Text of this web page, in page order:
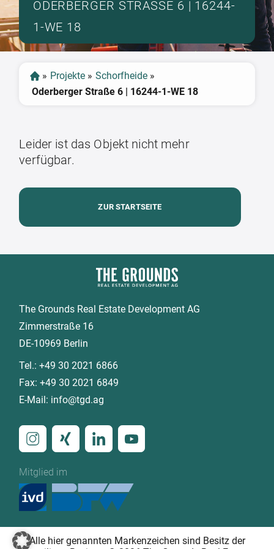
ODERBERGER STRASSE 6 | 16244-1
-WE 18
» Projekte » Schorfheide »
Oderberger Straße 6 | 16244-1-WE 18
Leider ist das Objekt nicht mehr
verfügbar.
ZUR STARTSEITE
The Grounds Real Estate Development AG
Zimmerstraße 16
DE-10969 Berlin
Tel.:+49 30 2021 6866
Fax:+49 30 2021 6849
E-Mail: info@tgd.ag
Mitglied im
Alle hier genannten Markenzeichen sind Besitz der